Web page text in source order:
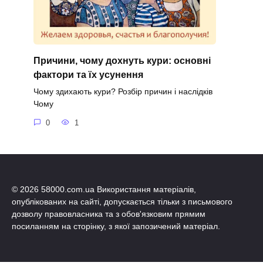
Причини, чому дохнуть кури: основні
фактори та їх усунення
Чому здихають кури? Розбір причин і наслідків
Чому
0 1
© 2026 58000.com.ua Використання матеріалів,
опублікованих на сайті, допускається тільки з письмового
дозволу правовласника та з обов'язковим прямим
посиланням на сторінку, з якої запозичений матеріал.